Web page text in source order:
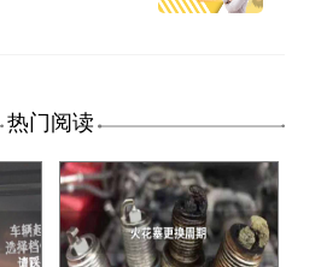
热门阅读